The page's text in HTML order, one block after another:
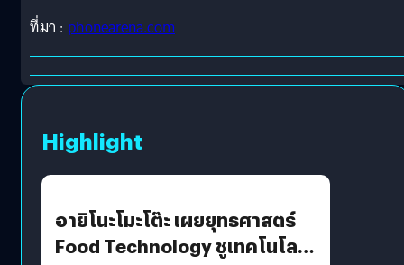
ที่มา : phonearena.com
Highlight
อายิโนะโมะโต๊ะ เผยยุทธศาสตร์
Food Technology ชูเทคโนโลยี